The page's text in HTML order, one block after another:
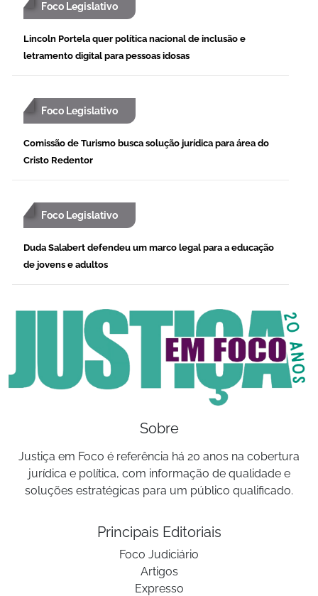
Foco Legislativo
Lincoln Portela quer política nacional de inclusão e
letramento digital para pessoas idosas
Foco Legislativo
Comissão de Turismo busca solução jurídica para área do
Cristo Redentor
Foco Legislativo
Duda Salabert defendeu um marco legal para a educação
de jovens e adultos
Sobre
Justiça em Foco é referência há 20 anos na cobertura
jurídica e política, com informação de qualidade e
soluções estratégicas para um público qualificado.
Principais Editoriais
Foco Judiciário
Artigos
Expresso